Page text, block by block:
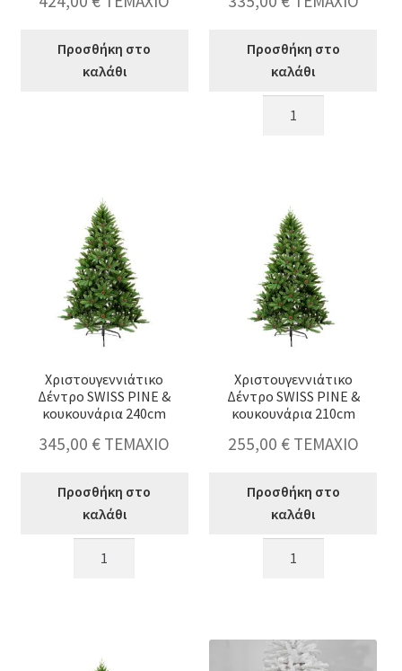
Προσθήκη στο
καλάθι
ποσότητα
Προσθήκη στο
καλάθι
ποσότητα
Χριστουγεννιάτικο
Δέντρο SWISS PINE &
κουκουνάρια 240cm
345,00 € ΤΕΜΑΧΙΟ
Προσθήκη στο
καλάθι
κουκουνάρια
Χριστουγεννιάτικο
Δέντρο SWISS PINE &
κουκουνάρια 210cm
255,00 € ΤΕΜΑΧΙΟ
Προσθήκη στο
καλάθι
&
κουκουνάρια